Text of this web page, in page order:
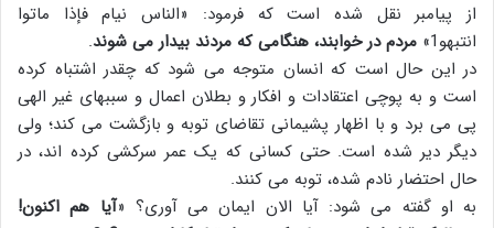
از پیامبر نقل شده است که فرمود: «الناس نیام فإذا ماتوا
انتبهو1»
مردم در خوابند، هنگامی که مردند بیدار می شوند.
در این حال است که انسان متوجه می شود که چقدر اشتباه کرده
است و به پوچی اعتقادات و افکار و بطلان اعمال و سببهای غیر الهی
پی می برد و با اظهار پشیمانی تقاضای توبه و بازگشت می کند؛ ولی
دیگر دیر شده است. حتی کسانی که یک عمر سرکشی کرده اند، در
حال احتضار نادم شده، توبه می کنند.
به او گفته می شود: آیا الان ایمان می آوری؟ «آیا هم اکنون!